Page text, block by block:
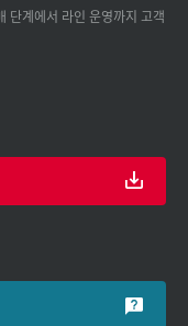
단계에서 라인 운영까지 고객